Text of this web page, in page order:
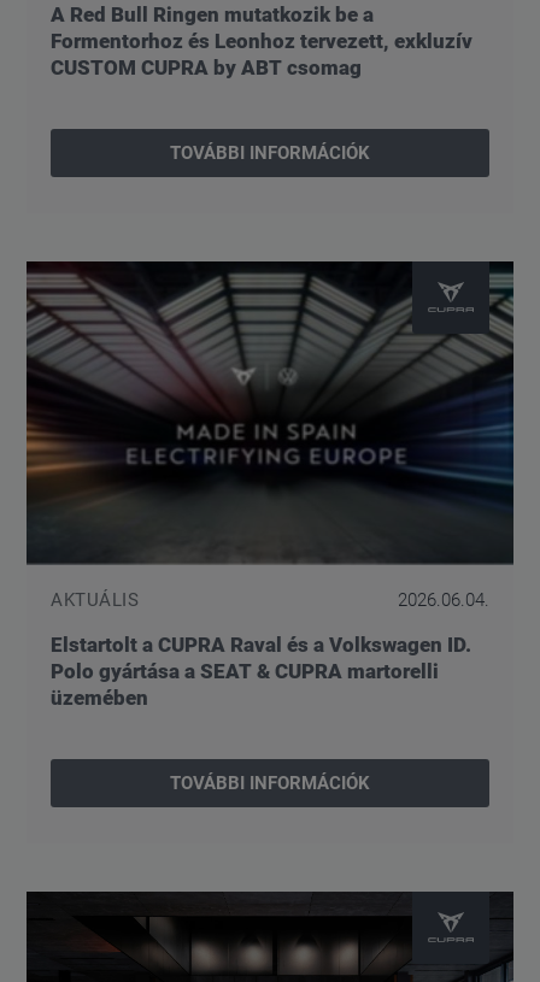
A Red Bull Ringen mutatkozik be a
Formentorhoz és Leonhoz tervezett, exkluzív
CUSTOM CUPRA by ABT csomag
TOVÁBBI INFORMÁCIÓK
AKTUÁLIS 2026.06.04.
Elstartolt a CUPRA Raval és a Volkswagen ID.
Polo gyártása a SEAT & CUPRA martorelli
üzemében
TOVÁBBI INFORMÁCIÓK